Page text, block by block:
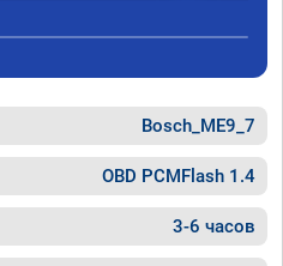
Bosch_ME9_7
OBD PCMFlash 1.4
3-6 часов